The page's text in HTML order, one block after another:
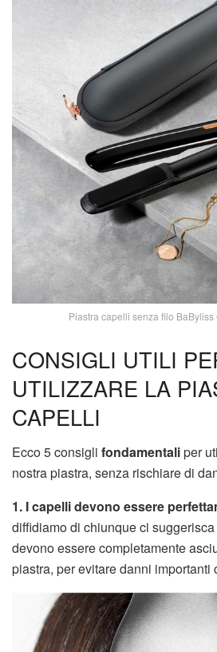
Piastra capelli senza filo
CONSIGLI UTILI
UTILIZZARE LA
CAPELLI
Ecco 5 consigli fondamentaliper
nostra piastra, senza rischiare di
1. I capelli devono essere
diffidiamo di chiunque ci
devono essere completamente
piastra, per evitare danni importanti